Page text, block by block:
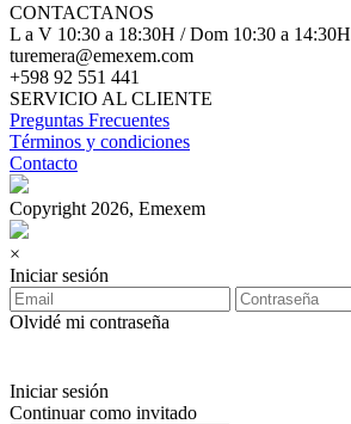
CONTACTANOS
L a V 10:30 a 18:30H / Dom 10:30 a 14:30H
turemera@emexem.com
+598 92 551 441
SERVICIO AL CLIENTE
Preguntas Frecuentes
Términos y condiciones
Contacto
Copyright 2026, Emexem
×
Iniciar sesión
Olvidé mi contraseña
Iniciar sesión
Continuar como invitado